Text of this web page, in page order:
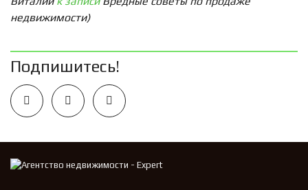
недвижимости)
Подпишитесь!